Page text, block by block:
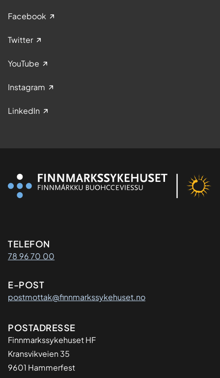
Facebook
Twitter
YouTube
Instagram
LinkedIn
Kontaktinformasjon
TELEFON
78 96 70 00
E-POST
postmottak@finnmarkssykehuset.no
Adresse
POSTADRESSE
Finnmarkssykehuset HF
Kransvikveien 35
9601 Hammerfest